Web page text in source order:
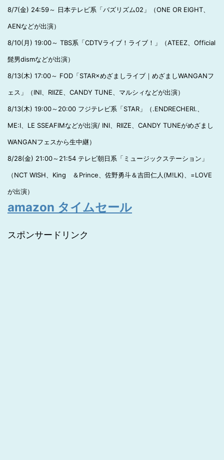
8/7(金) 24:59～ 日本テレビ系「バズリズム02」（ONE OR EIGHT、
AENなどが出演）
8/10(月) 19:00～ TBS系「CDTVライブ！ライブ！」（ATEEZ、Official
髭男dismなどが出演）
8/13(木) 17:00～ FOD「STAR×めざましライブ｜めざましWANGANフ
ェス」（INI、RIIZE、CANDY TUNE、マルシィなどが出演）
8/13(木) 19:00～20:00 フジテレビ系「STAR」（.ENDRECHERI.、
ME:I、LE SSEAFIMなどが出演/ INI、RIIZE、CANDY TUNEがめざまし
WANGANフェスから生中継）
8/28(金) 21:00～21:54 テレビ朝日系「ミュージックステーション」
（NCT WISH、King ＆Prince、佐野勇斗＆吉田仁人(M!LK)、=LOVE
が出演）
amazon タイムセール
スポンサードリンク